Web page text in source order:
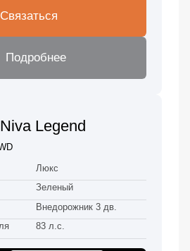
Связаться
Подробнее
Legend
Люкс
Зеленый
Внедорожник 3 дв.
83 л.с.